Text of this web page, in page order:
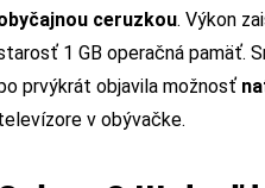
ceruzkou. Výkon
1 GB operačná pamäť.
prvýkrát objavila možnosť
v obývačke.